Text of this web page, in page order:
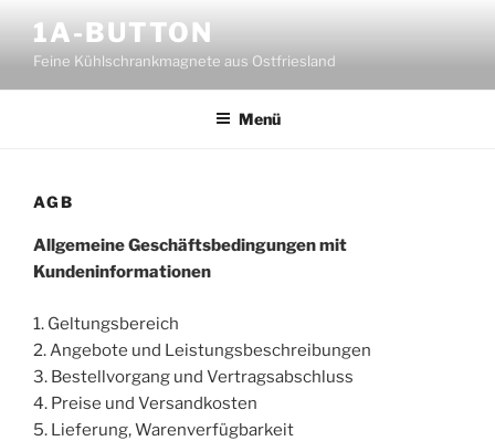
Inhalt
springen
1A-BUTTON
Feine Kühlschrankmagnete aus Ostfriesland
Menü
AGB
Allgemeine Geschäftsbedingungen mit
Kundeninformationen
1. Geltungsbereich
2. Angebote und Leistungsbeschreibungen
3. Bestellvorgang und Vertragsabschluss
4. Preise und Versandkosten
5. Lieferung, Warenverfügbarkeit